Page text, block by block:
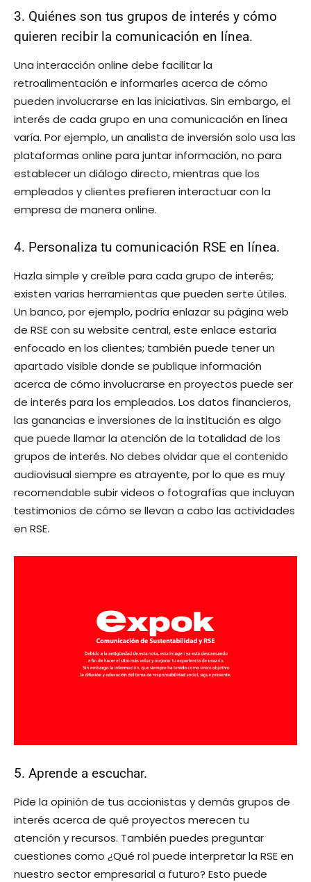
3. Quiénes son tus grupos de interés y cómo
quieren recibir la comunicación en línea.
Una interacción online debe facilitar la
retroalimentación e informarles acerca de cómo
pueden involucrarse en las iniciativas. Sin embargo, el
interés de cada grupo en una comunicación en línea
varía. Por ejemplo, un analista de inversión solo usa las
plataformas online para juntar información, no para
establecer un diálogo directo, mientras que los
empleados y clientes prefieren interactuar con la
empresa de manera online.
4. Personaliza tu comunicación RSE en línea.
Hazla simple y creíble para cada grupo de interés;
existen varias herramientas que pueden serte útiles.
Un banco, por ejemplo, podría enlazar su página web
de RSE con su website central, este enlace estaría
enfocado en los clientes; también puede tener un
apartado visible donde se publique información
acerca de cómo involucrarse en proyectos puede ser
de interés para los empleados. Los datos financieros,
las ganancias e inversiones de la institución es algo
que puede llamar la atención de la totalidad de los
grupos de interés. No debes olvidar que el contenido
audiovisual siempre es atrayente, por lo que es muy
recomendable subir videos o fotografías que incluyan
testimonios de cómo se llevan a cabo las actividades
en RSE.
5. Aprende a escuchar.
Pide la opinión de tus accionistas y demás grupos de
interés acerca de qué proyectos merecen tu
atención y recursos. También puedes preguntar
cuestiones como ¿Qué rol puede interpretar la RSE en
nuestro sector empresarial a futuro? Esto puede